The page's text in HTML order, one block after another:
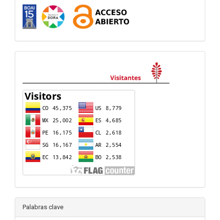
Palabras clave